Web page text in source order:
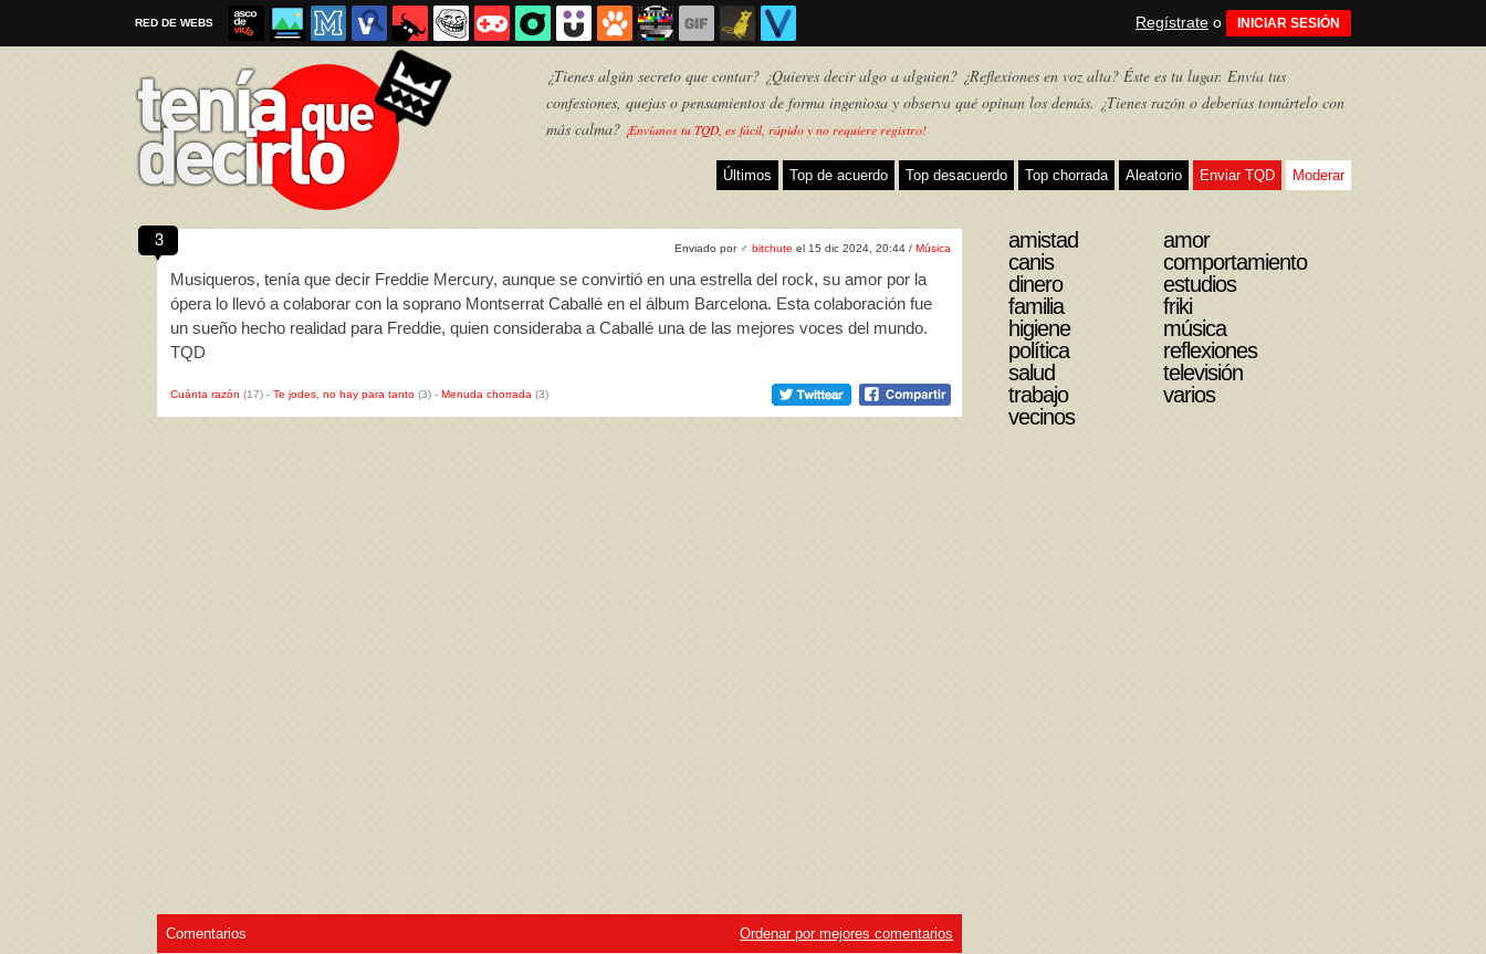
RED DE WEBS Regístrate o INICIAR SESIÓN
¿Tienes algún secreto que contar? ¿Quieres decir algo a alguien? ¿Reflexiones en voz alta? Éste es tu lugar. Envía tus
confesiones, quejas o pensamientos de forma ingeniosa y observa qué opinan los demás. ¿Tienes razón o deberías tomártelo con
más calma? ¡Envíanos tu TQD, es fácil, rápido y no requiere registro!
Últimos Top de acuerdo Top desacuerdo Top chorrada Aleatorio Enviar TQD Moderar
TQD
3 Enviado por ♂ bitchute el 15 dic 2024, 20:44 / Música
Musiqueros, tenía que decir Freddie Mercury, aunque se convirtió en una estrella del rock, su amor por la
ópera lo llevó a colaborar con la soprano Montserrat Caballé en el álbum Barcelona. Esta colaboración fue
un sueño hecho realidad para Freddie, quien consideraba a Caballé una de las mejores voces del mundo.
TQD
Cuánta razón (17) - Te jodes, no hay para tanto (3) - Menuda chorrada (3)
Comentarios Ordenar por mejores comentarios
amistad
amor
canis
comportamiento
dinero
estudios
familia
friki
higiene
música
política
reflexiones
salud
televisión
trabajo
varios
vecinos